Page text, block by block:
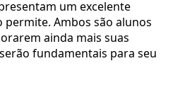
um excelente
Ambos são alunos
ainda mais suas
fundamentais para seu